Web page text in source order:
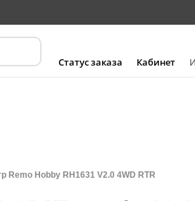
Статус заказа Кабинет
Remo Hobby RH1631 V2.0 4WD RTR